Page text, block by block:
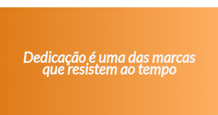
Dedicação é uma das marcas
que resistem ao tempo